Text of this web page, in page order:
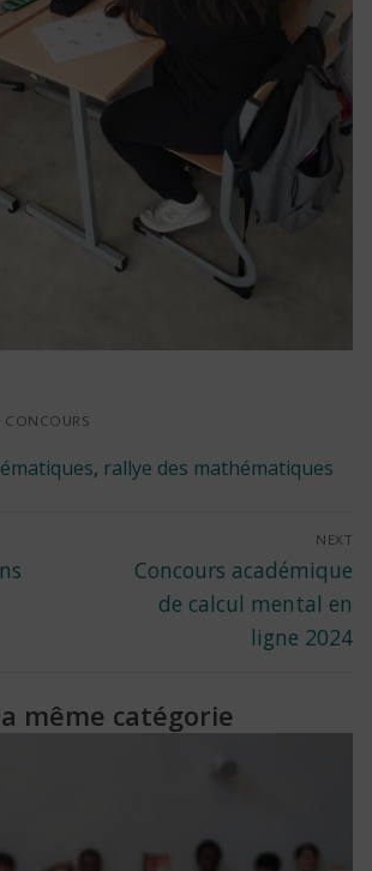
CONCOURS
, rallye des mathématiques
NEXT
Next
post:
Concours académique
de calcul mental en
ligne 2024
même catégorie